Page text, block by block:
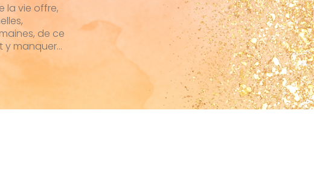
la vie offre,
de ce
manquer...